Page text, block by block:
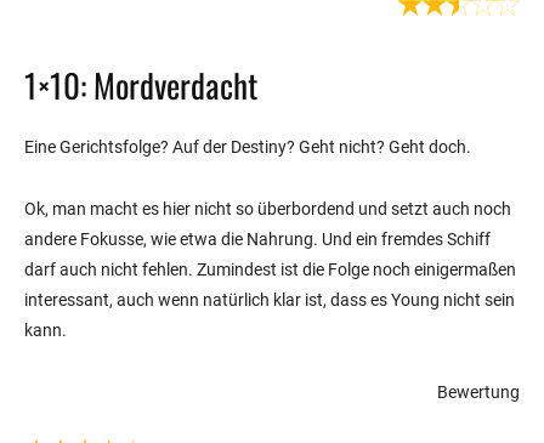
1×10: Mordverdacht
Eine Gerichtsfolge? Auf der Destiny? Geht nicht? Geht doch.
Ok, man macht es hier nicht so überbordend und setzt auch noch
andere Fokusse, wie etwa die Nahrung. Und ein fremdes Schiff
darf auch nicht fehlen. Zumindest ist die Folge noch einigermaßen
interessant, auch wenn natürlich klar ist, dass es Young nicht sein
kann.
Bewertung